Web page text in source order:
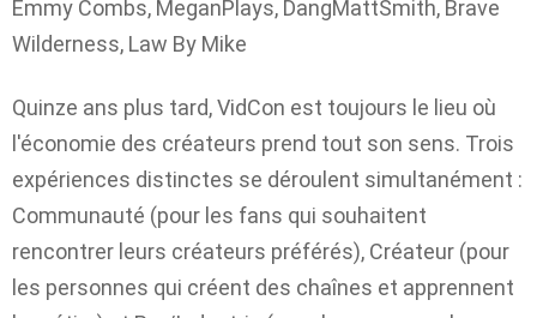
Emmy Combs, MeganPlays, DangMattSmith, Brave
Wilderness, Law By Mike
Quinze ans plus tard, VidCon est toujours le lieu où
l'économie des créateurs prend tout son sens. Trois
expériences distinctes se déroulent simultanément :
Communauté (pour les fans qui souhaitent
rencontrer leurs créateurs préférés), Créateur (pour
les personnes qui créent des chaînes et apprennent